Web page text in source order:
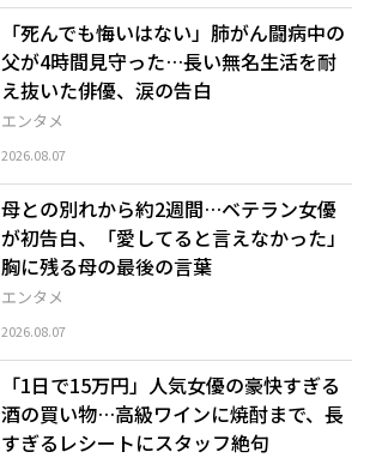
エンタメ
「死んでも悔いはない」肺がん闘病中の
父が4時間見守った…長い無名生活を耐
え抜いた俳優、涙の告白
2026.08.07
エンタメ
母との別れから約2週間…ベテラン女優
が初告白、「愛してると言えなかった」
胸に残る母の最後の言葉
2026.08.07
「1日で15万円」人気女優の豪快すぎる
酒の買い物…高級ワインに焼酎まで、長
すぎるレシートにスタッフ絶句